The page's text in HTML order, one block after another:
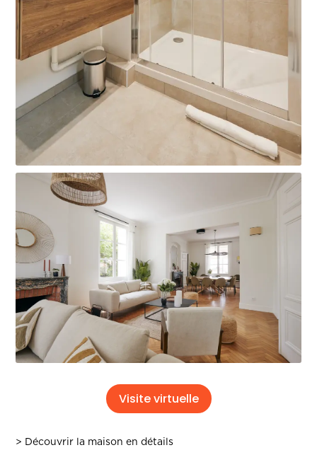
Visite virtuelle
> Découvrir la maison en détails